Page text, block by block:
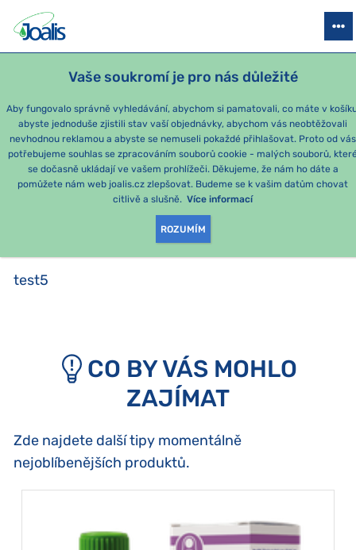
Vaše soukromí je pro nás důležité
Aby fungovalo správně vyhledávání, abychom si pamatovali, co máte v
abyste jednoduše zjistili stav vaší objednávky, abychom vás neobtěžovali
nevhodnou reklamou a abyste se nemuseli pokaždé přihlašovat. Proto od vás
potřebujeme souhlas se zpracováním souborů cookie - malých souborů,
se dočasně ukládají ve vašem prohlížeči. Děkujeme, že nám ho dáte a
pomůžete nám web joalis.cz zlepšovat. Budeme se k vašim datům chovat
citlivě a slušně. Více informací
ROZUMÍM
PRODUKTY PODLE OBTÍŽÍ SEZÓNNÍ BALÍČKY PRO DĚTI
Momentálně nejoblíbenější produkty
PRODUKTY PODLE
KATEGORIE:
test5
CO BY VÁS MOHLO
ZAJÍMAT
Zde najdete další tipy momentálně
nejoblíbenějších produktů.